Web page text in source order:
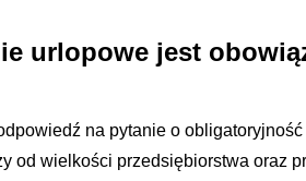
urlopowe jest
na pytanie o
od wielkości przedsiębiorstwa oraz